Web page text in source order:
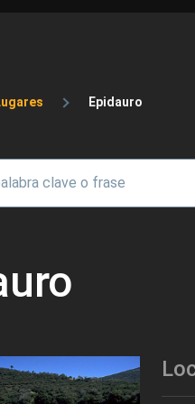
enlaces
Epidauro